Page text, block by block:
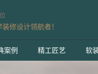
修设计领航者！
案例 精工匠艺 软